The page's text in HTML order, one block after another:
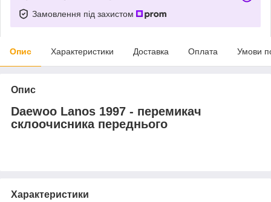
Замовлення під захистом
Опис Характеристики Доставка Оплата Умови
Опис
Daewoo Lanos 1997 - перемикач
склоочисника переднього
Характеристики